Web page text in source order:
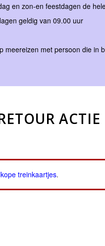
en zon-en feestdagen de
geldig van 09.00 uur
meereizen met persoon die in
ACTIE
treinkaartjes.